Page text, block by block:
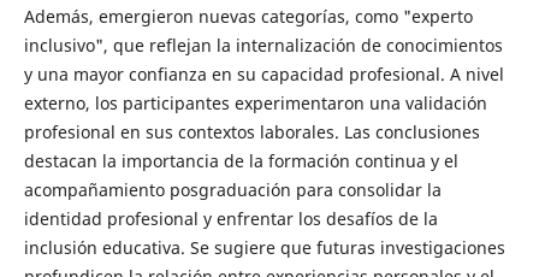
Además, emergieron nuevas categorías, como "experto
inclusivo", que reflejan la internalización de conocimientos
y una mayor confianza en su capacidad profesional. A nivel
externo, los participantes experimentaron una validación
profesional en sus contextos laborales. Las conclusiones
destacan la importancia de la formación continua y el
acompañamiento posgraduación para consolidar la
identidad profesional y enfrentar los desafíos de la
inclusión educativa. Se sugiere que futuras investigaciones